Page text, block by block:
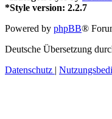
*Style version: 2.2.7
Powered by phpBB®
Deutsche Übersetzung
Datenschutz |